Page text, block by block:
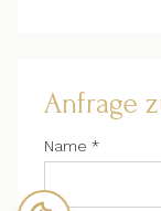
Anfrage
Name *